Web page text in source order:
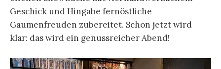
Geschick und Hingabe fernöstliche
Gaumenfreuden zubereitet. Schon jetzt wird
klar: das wird ein genussreicher Abend!